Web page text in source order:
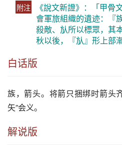
附注
《說文新證》：「甲骨
會軍旅組織的遺迹：『
殺敵、㫃所以標眾，其
秋以後，『㫃』形上部
白话版
族，箭头。将箭只捆绑时箭头
矢”会义。
解说版